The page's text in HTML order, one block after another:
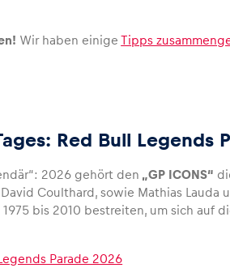
Wir haben einigeTipps
Red Bull Legends
2026 gehört den „GP ICONS“
Coulthard, sowie Mathias
bis 2010 bestreiten, um sich auf
Parade 2026